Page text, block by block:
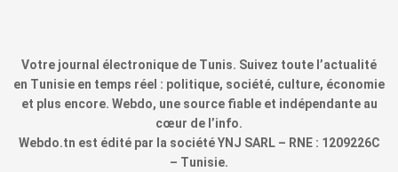
Votre journal électronique de Tunis. Suivez toute l’actualité
en Tunisie en temps réel : politique, société, culture, économie
et plus encore. Webdo, une source fiable et indépendante au
cœur de l’info.
Webdo.tn est édité par la société YNJ SARL – RNE : 1209226C
– Tunisie.